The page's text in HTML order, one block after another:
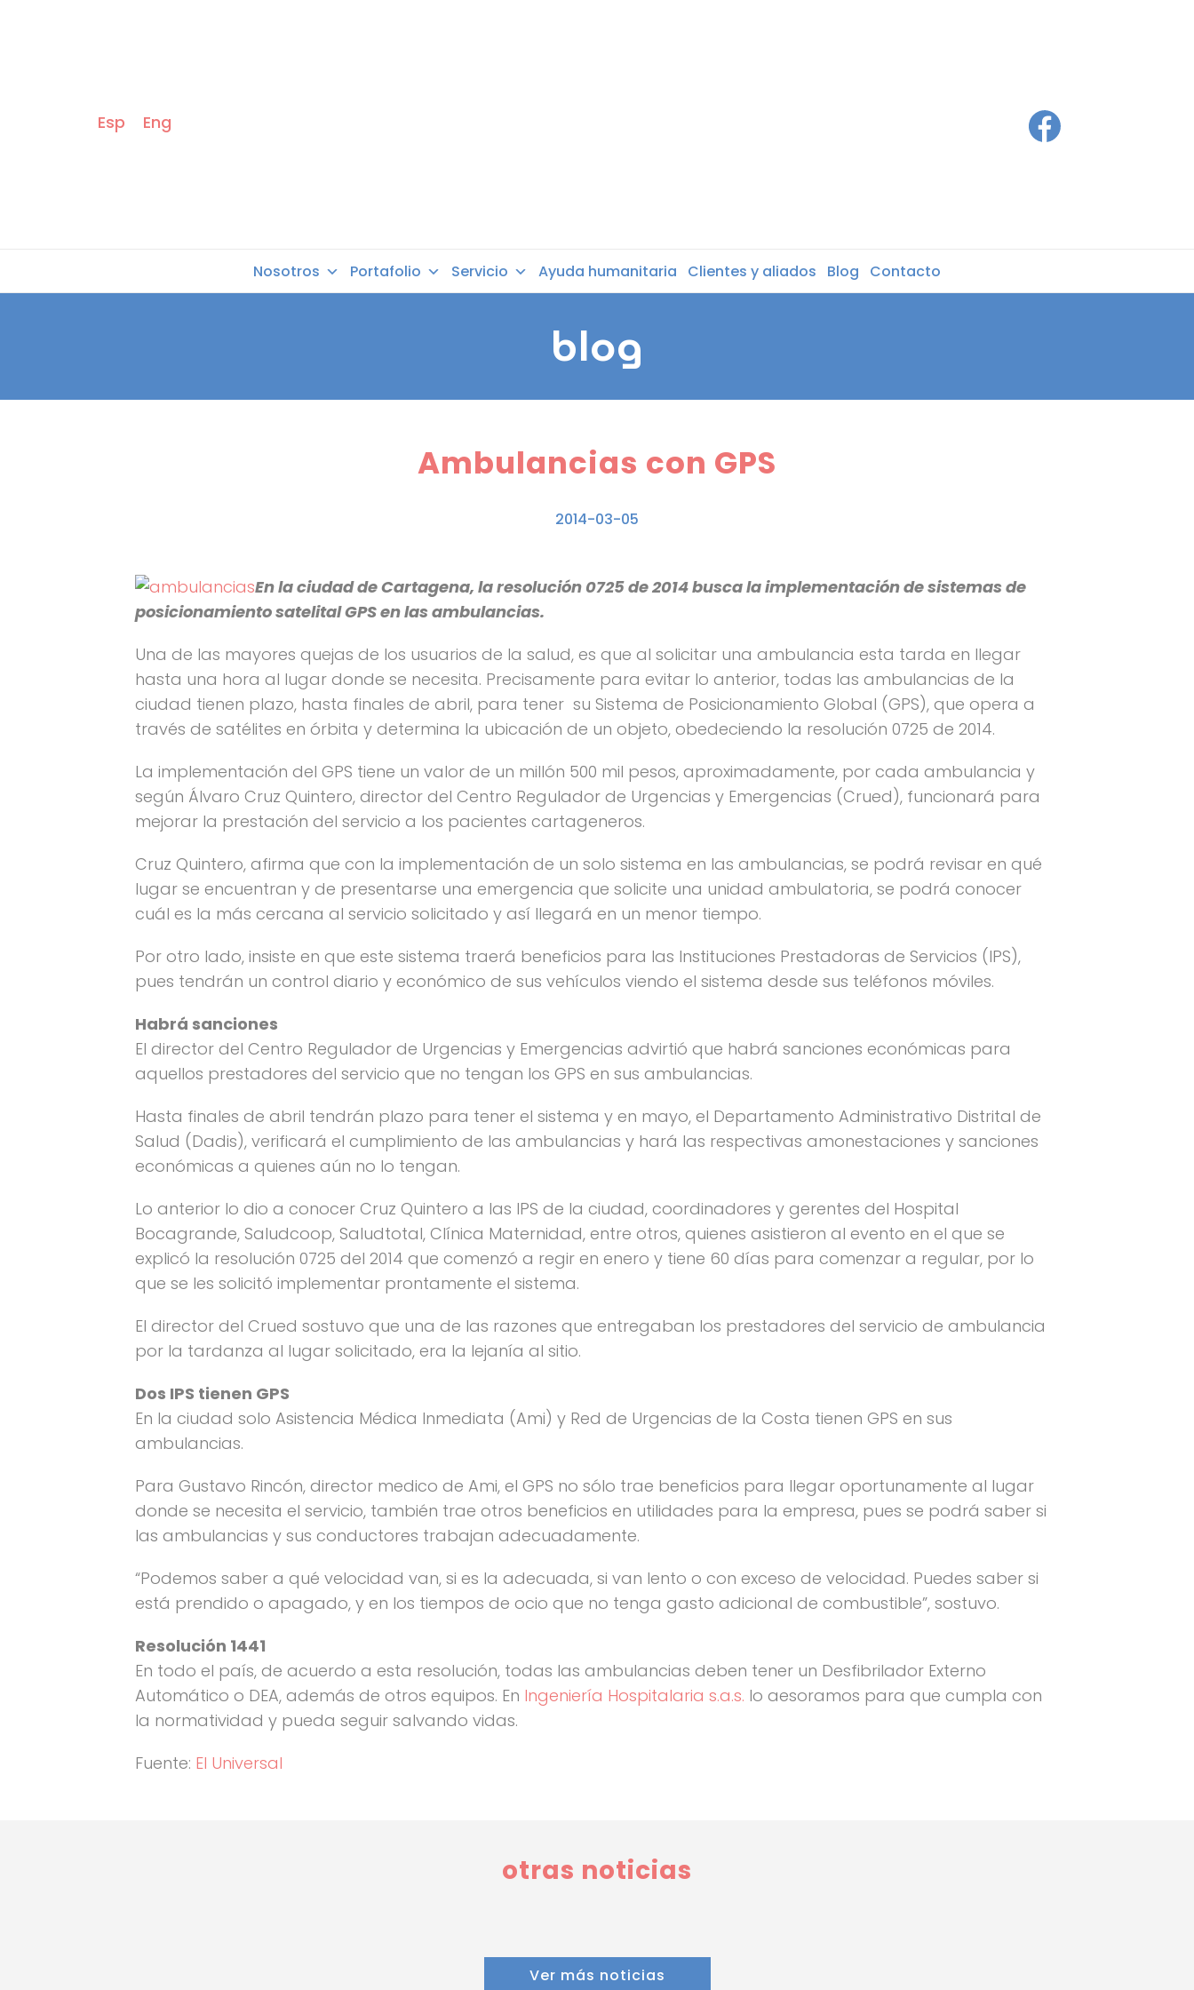
Esp Eng
Nosotros Portafolio Servicio Ayuda humanitaria Clientes y aliados Blog Contacto
blog
Ambulancias con GPS
2014-03-05
En la ciudad de Cartagena, la resolución 0725 de 2014 busca la implementación de sistemas de
posicionamiento satelital GPS en las ambulancias.
Una de las mayores quejas de los usuarios de la salud, es que al solicitar una ambulancia esta tarda en llegar
hasta una hora al lugar donde se necesita. Precisamente para evitar lo anterior, todas las ambulancias de la
ciudad tienen plazo, hasta finales de abril, para tener su Sistema de Posicionamiento Global (GPS), que opera a
través de satélites en órbita y determina la ubicación de un objeto, obedeciendo la resolución 0725 de 2014.
La implementación del GPS tiene un valor de un millón 500 mil pesos, aproximadamente, por cada ambulancia y
según Álvaro Cruz Quintero, director del Centro Regulador de Urgencias y Emergencias (Crued), funcionará para
mejorar la prestación del servicio a los pacientes cartageneros.
Cruz Quintero, afirma que con la implementación de un solo sistema en las ambulancias, se podrá revisar en qué
lugar se encuentran y de presentarse una emergencia que solicite una unidad ambulatoria, se podrá conocer
cuál es la más cercana al servicio solicitado y así llegará en un menor tiempo.
Por otro lado, insiste en que este sistema traerá beneficios para las Instituciones Prestadoras de Servicios (IPS),
pues tendrán un control diario y económico de sus vehículos viendo el sistema desde sus teléfonos móviles.
Habrá sanciones
El director del Centro Regulador de Urgencias y Emergencias advirtió que habrá sanciones económicas para
aquellos prestadores del servicio que no tengan los GPS en sus ambulancias.
Hasta finales de abril tendrán plazo para tener el sistema y en mayo, el Departamento Administrativo Distrital de
Salud (Dadis), verificará el cumplimiento de las ambulancias y hará las respectivas amonestaciones y sanciones
económicas a quienes aún no lo tengan.
Lo anterior lo dio a conocer Cruz Quintero a las IPS de la ciudad, coordinadores y gerentes del Hospital
Bocagrande, Saludcoop, Saludtotal, Clínica Maternidad, entre otros, quienes asistieron al evento en el que se
explicó la resolución 0725 del 2014 que comenzó a regir en enero y tiene 60 días para comenzar a regular, por lo
que se les solicitó implementar prontamente el sistema.
El director del Crued sostuvo que una de las razones que entregaban los prestadores del servicio de ambulancia
por la tardanza al lugar solicitado, era la lejanía al sitio.
Dos IPS tienen GPS
En la ciudad solo Asistencia Médica Inmediata (Ami) y Red de Urgencias de la Costa tienen GPS en sus
ambulancias.
Para Gustavo Rincón, director medico de Ami, el GPS no sólo trae beneficios para llegar oportunamente al lugar
donde se necesita el servicio, también trae otros beneficios en utilidades para la empresa, pues se podrá saber si
las ambulancias y sus conductores trabajan adecuadamente.
“Podemos saber a qué velocidad van, si es la adecuada, si van lento o con exceso de velocidad. Puedes saber si
está prendido o apagado, y en los tiempos de ocio que no tenga gasto adicional de combustible”, sostuvo.
Resolución 1441
En todo el país, de acuerdo a esta resolución, todas las ambulancias deben tener un Desfibrilador Externo
Automático o DEA, además de otros equipos. En Ingeniería Hospitalaria s.a.s. lo aesoramos para que cumpla con
la normatividad y pueda seguir salvando vidas.
Fuente: El Universal
otras noticias
Ver más noticias